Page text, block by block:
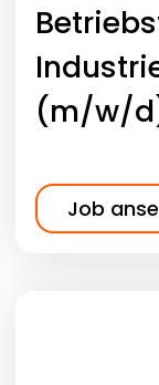
(m/w/
Job